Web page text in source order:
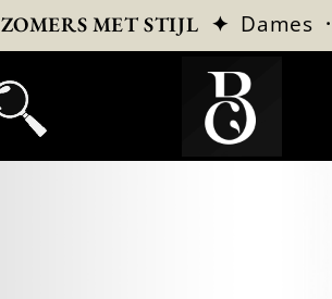
ZOMERS MET STIJL ✦ Dames